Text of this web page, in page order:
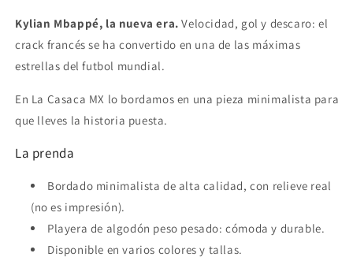
Kylian Mbappé, la nueva era. Velocidad, gol y descaro: el
crack francés se ha convertido en una de las máximas
estrellas del futbol mundial.
En La Casaca MX lo bordamos en una pieza minimalista para
que lleves la historia puesta.
La prenda
Bordado minimalista de alta calidad, con relieve real
(no es impresión).
Playera de algodón peso pesado: cómoda y durable.
Disponible en varios colores y tallas.